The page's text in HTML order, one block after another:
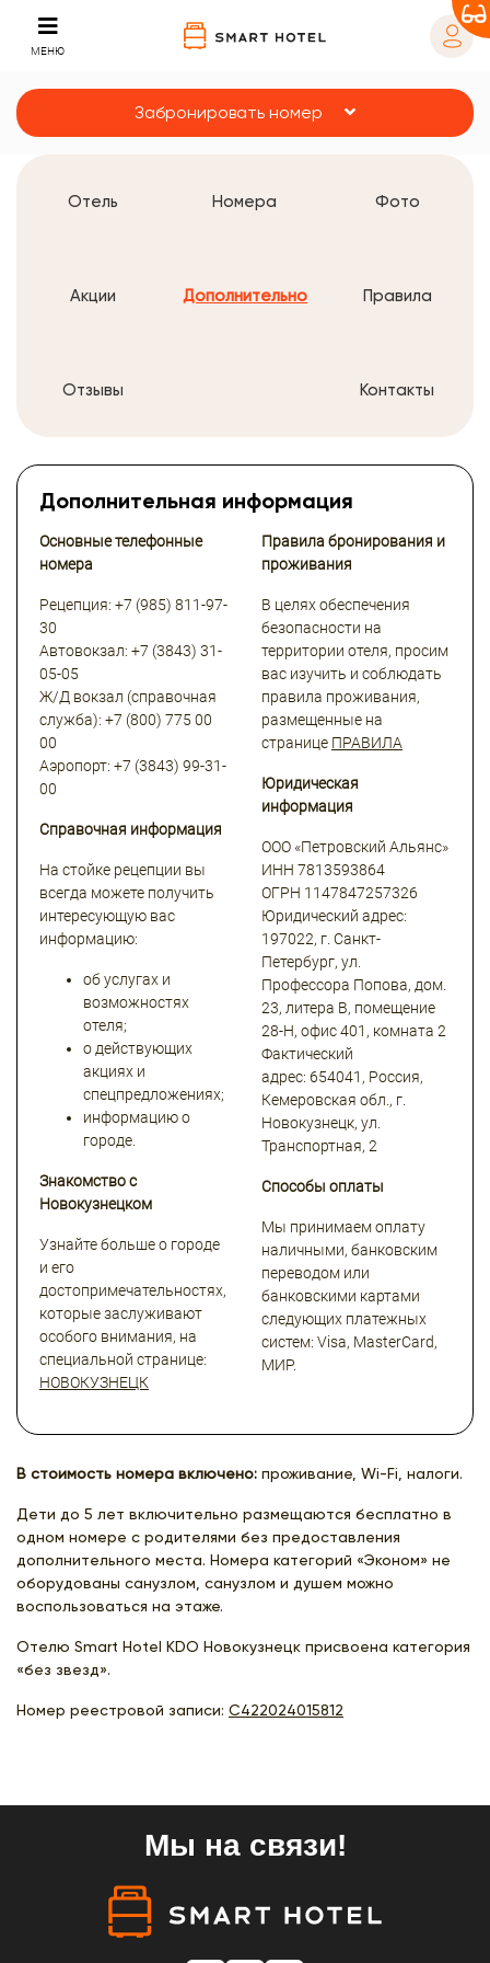
МЕНЮ
Забронировать номер
Отель Номера Фото
Акции Дополнительно Правила
Отзывы Контакты
Дополнительная информация
Основные телефонные
номера
Рецепция: +7 (985) 811-97-
30
Автовокзал: +7 (3843) 31-
05-05
Ж/Д вокзал (справочная
служба): +7 (800) 775 00
00
Аэропорт: +7 (3843) 99-31-
00
Справочная информация
На стойке рецепции вы
всегда можете получить
интересующую вас
информацию:
об услугах и
возможностях
отеля;
о действующих
акциях и
спецпредложениях;
информацию о
городе.
Знакомство с
Новокузнецком
Узнайте больше о городе
и его
достопримечательностях,
которые заслуживают
особого внимания, на
специальной странице:
НОВОКУЗНЕЦК
Правила бронирования и
проживания
В целях обеспечения
безопасности на
территории отеля, просим
вас изучить и соблюдать
правила проживания,
размещенные на
странице ПРАВИЛА
Юридическая
информация
ООО «Петровский Альянс»
ИНН 7813593864
ОГРН 1147847257326
Юридический адрес:
197022, г. Санкт-
Петербург, ул.
Профессора Попова, дом.
23, литера В, помещение
28-Н, офис 401, комната 2
Фактический
адрес: 654041, Россия,
Кемеровская обл., г.
Новокузнецк, ул.
Транспортная, 2
Способы оплаты
Мы принимаем оплату
наличными, банковским
переводом или
банковскими картами
следующих платежных
систем: Visa, MasterCard,
МИР.
В стоимость номера включено: проживание, Wi-Fi, налоги.
Дети до 5 лет включительно размещаются бесплатно в
одном номере с родителями без предоставления
дополнительного места. Номера категорий «Эконом» не
оборудованы санузлом, санузлом и душем можно
воспользоваться на этаже.
Отелю Smart Hotel KDO Новокузнецк присвоена категория
«без звезд».
Номер реестровой записи: С422024015812
Мы на связи!